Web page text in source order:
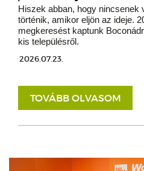
Hiszek abban, hogy nincsenek
történik, amikor eljön az ideje.
megkeresést kaptunk
kis településről.
2026.07.23.
TOVÁBB OLVASOM